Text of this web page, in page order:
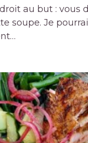
au but : vous
soupe. Je